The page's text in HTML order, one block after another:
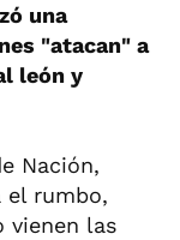
una
"atacan" a
león y
Nación,
el rumbo,
vienen las